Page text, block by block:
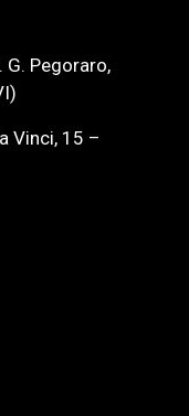
G. Pegoraro,
Vinci, 15 –